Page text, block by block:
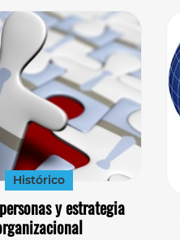
Histórico
y estrategia